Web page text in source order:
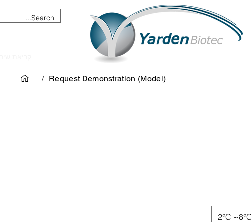
/ Request Demonstration (Model)